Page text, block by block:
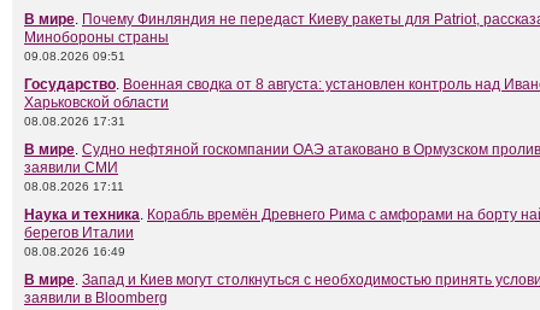
В мире. Почему Финляндия не передаст Киеву ракеты для Patriot,
Минобороны страны
09.08.2026 09:51
Государство. Военная сводка от 8 августа: установлен контроль над
Харьковской области
08.08.2026 17:31
В мире. Судно нефтяной госкомпании ОАЭ атаковано в Ормузском
заявили СМИ
08.08.2026 17:11
Наука и техника. Корабль времён Древнего Рима с амфорами на борту
берегов Италии
08.08.2026 16:49
В мире. Запад и Киев могут столкнуться с необходимостью принять
заявили в Bloomberg